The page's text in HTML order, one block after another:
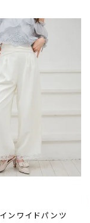
ンワイドパンツ